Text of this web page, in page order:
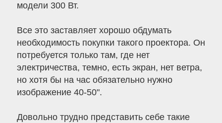
модели 300 Вт.
Все это заставляет хорошо обдумать
необходимость покупки такого проектора. Он
потребуется только там, где нет
электричества, темно, есть экран, нет ветра,
но хотя бы на час обязательно нужно
изображение 40-50".
Довольно трудно представить себе такие